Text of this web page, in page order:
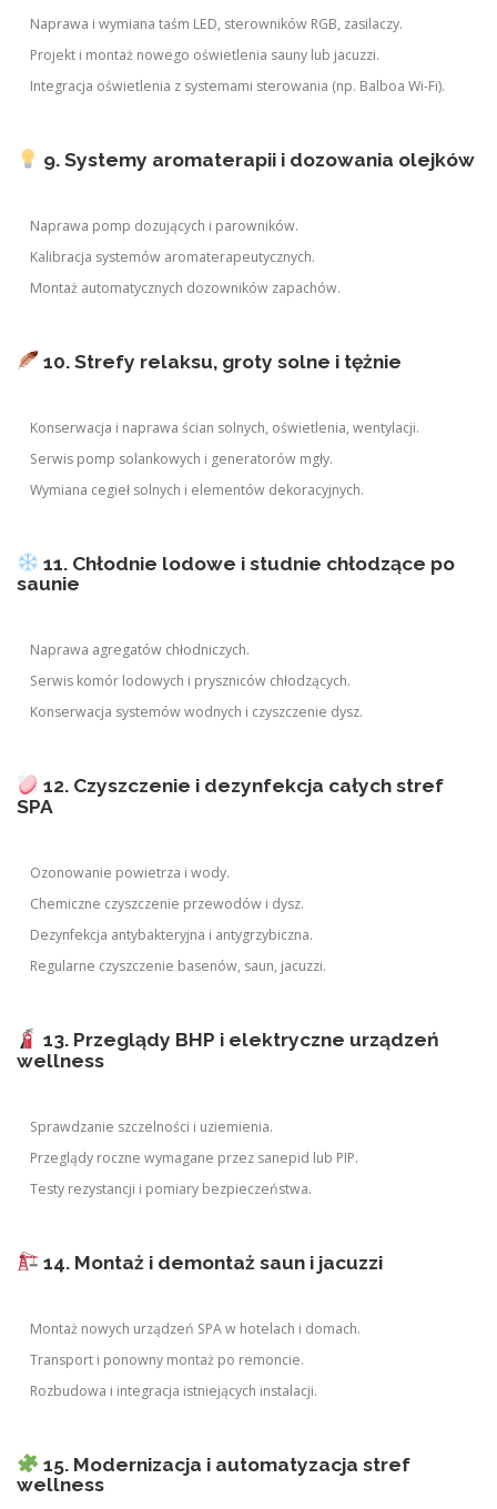
Naprawa i wymiana taśm LED, sterowników RGB, zasilaczy.
Projekt i montaż nowego oświetlenia sauny lub jacuzzi.
Integracja oświetlenia z systemami sterowania (np. Balboa Wi-Fi).
9. Systemy aromaterapii i dozowania olejków
Naprawa pomp dozujących i parowników.
Kalibracja systemów aromaterapeutycznych.
Montaż automatycznych dozowników zapachów.
10. Strefy relaksu, groty solne i tężnie
Konserwacja i naprawa ścian solnych, oświetlenia, wentylacji.
Serwis pomp solankowych i generatorów mgły.
Wymiana cegieł solnych i elementów dekoracyjnych.
11. Chłodnie lodowe i studnie chłodzące po
saunie
Naprawa agregatów chłodniczych.
Serwis komór lodowych i pryszniców chłodzących.
Konserwacja systemów wodnych i czyszczenie dysz.
12. Czyszczenie i dezynfekcja całych stref
SPA
Ozonowanie powietrza i wody.
Chemiczne czyszczenie przewodów i dysz.
Dezynfekcja antybakteryjna i antygrzybiczna.
Regularne czyszczenie basenów, saun, jacuzzi.
13. Przeglądy BHP i elektryczne urządzeń
wellness
Sprawdzanie szczelności i uziemienia.
Przeglądy roczne wymagane przez sanepid lub PIP.
Testy rezystancji i pomiary bezpieczeństwa.
14. Montaż i demontaż saun i jacuzzi
Montaż nowych urządzeń SPA w hotelach i domach.
Transport i ponowny montaż po remoncie.
Rozbudowa i integracja istniejących instalacji.
15. Modernizacja i automatyzacja stref
wellness